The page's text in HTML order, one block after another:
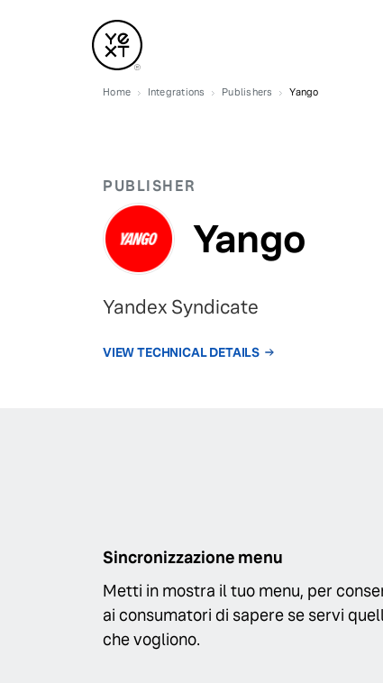
Home Integrations Publishers Yango
PUBLISHER
Yango
Yandex Syndicate
VIEW TECHNICAL DETAILS
Sincronizzazione menu
Metti in mostra il tuo menu, per
ai consumatori di sapere se servi
che vogliono.